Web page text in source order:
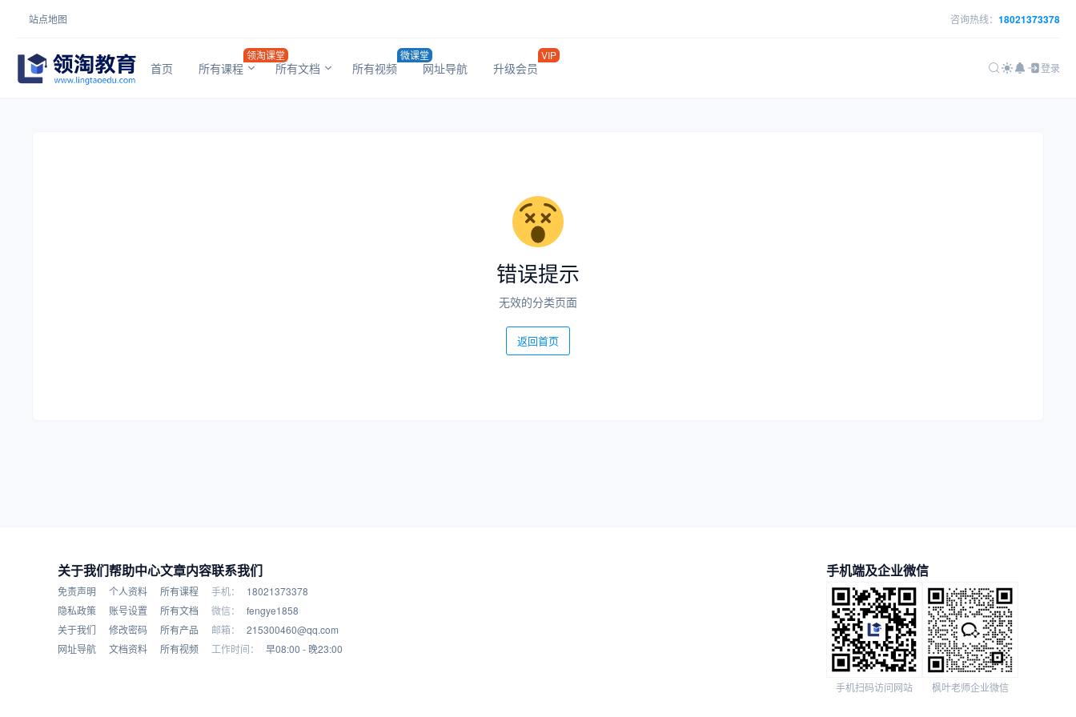
站点地图 咨询热线： 18021373378
首页 所有课程
领淘课堂
所有文档 所有视频
微课堂
网址导航 升级会员
VIP
登录
错误提示
无效的分类页面
返回首页
关于我们
免责声明
隐私政策
关于我们
网址导航
帮助中心
个人资料
账号设置
修改密码
文档资料
文章内容
所有课程
所有文档
所有产品
所有视频
联系我们
手机：
18021373378
微信：
fengye1858
邮箱：
215300460@qq.com
工作时间：
早08:00 - 晚23:00
手机端及企业微信
手机扫码访问网站 枫叶老师企业微信